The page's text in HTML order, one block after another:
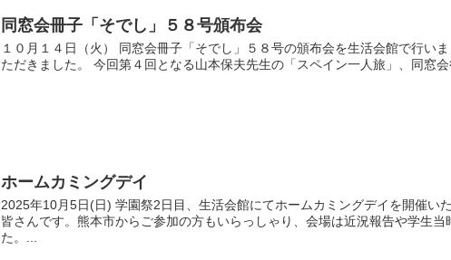
同窓会冊子「そでし」５８号頒布会
１０月１４日（火） 同窓会冊子「そでし」５８号の頒布会を生活会館で行い
ただきました。 今回第４回となる山本保夫先生の「スペイン一人旅」、同窓会
ホームカミングデイ
2025年10月5日(日) 学園祭2日目、生活会館にてホームカミングデイを開催い
皆さんです。熊本市からご参加の方もいらっしゃり、会場は近況報告や学生
た。...